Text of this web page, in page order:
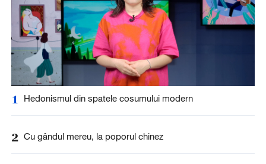
1 Hedonismul din spatele cosumului modern
2 Cu gândul mereu, la poporul chinez